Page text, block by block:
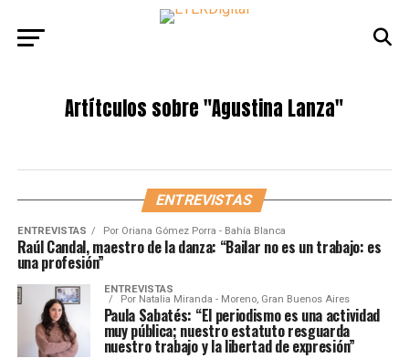
Artítculos sobre"Agustina Lanza"
ENTREVISTAS
ENTREVISTAS Por Oriana Gómez Porra - Bahía Blanca
Raúl Candal, maestro de la danza: “Bailar no es un trabajo: es
una profesión”
ENTREVISTAS
Por Natalia Miranda - Moreno, Gran Buenos Aires
Paula Sabatés: “El periodismo es una actividad
muy pública; nuestro estatuto resguarda
nuestro trabajo y la libertad de expresión”